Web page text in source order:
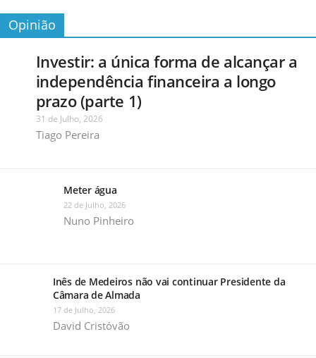
Opinião
Investir: a única forma de alcançar a
independência financeira a longo
prazo (parte 1)
31 de Julho, 2026
Tiago Pereira
Meter água
22 de Julho, 2026
Nuno Pinheiro
Inês de Medeiros não vai continuar Presidente da
Câmara de Almada
17 de Julho, 2026
David Cristóvão